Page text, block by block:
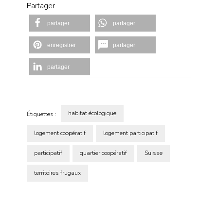
Partager
partager partager
enregistrer partager
partager
Étiquettes : habitat écologique
logement coopératif logement participatif
participatif quartier coopératif Suisse
territoires frugaux